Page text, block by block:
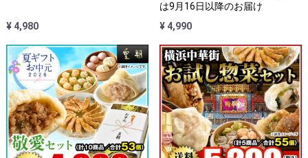
¥ 4,980
は9月16日以降のお届け
¥ 4,990